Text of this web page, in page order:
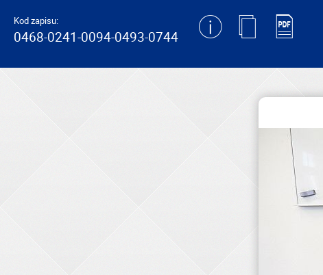
Kod zapisu:
0468-0241-0094-0493-0744